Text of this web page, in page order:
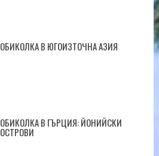
ОБИКОЛКА В ЮГОИЗТОЧНА АЗИЯ
ОБИКОЛКА В ГЪРЦИЯ: ЙОНИЙСКИ
ОСТРОВИ